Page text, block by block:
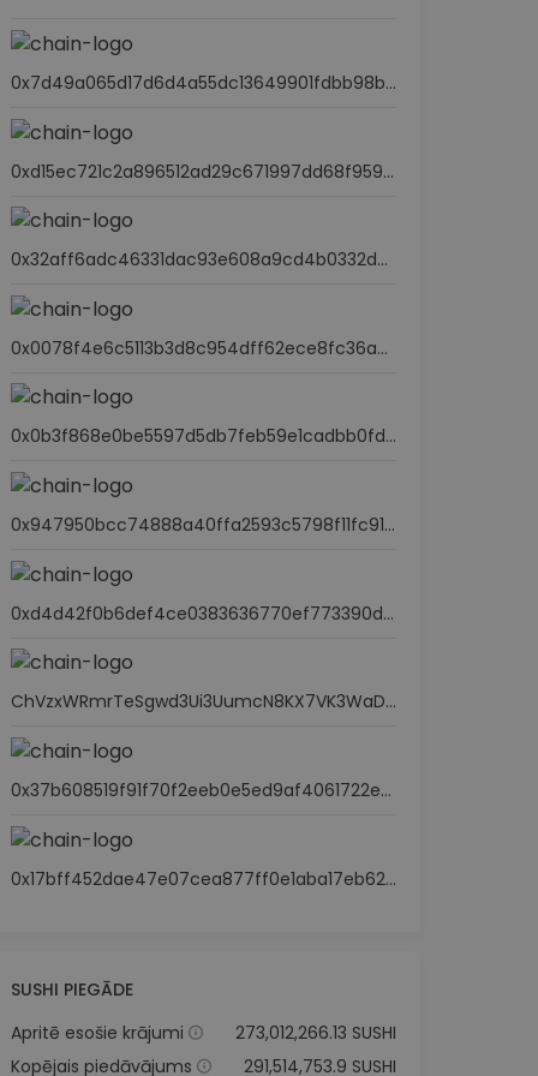
0x7d49a065d17d6d4a55dc13649901fdbb98b2afba
0xd15ec721c2a896512ad29c671997dd68f9593226
0x32aff6adc46331dac93e608a9cd4b0332d93a23a
0x0078f4e6c5113b3d8c954dff62ece8fc36a8411f86f1cbb48a52527e22e73be2
0x0b3f868e0be5597d5db7feb59e1cadbb0fdda50a
0x947950bcc74888a40ffa2593c5798f11fc9124c4
0xd4d42f0b6def4ce0383636770ef773390d85c61a
ChVzxWRmrTeSgwd3Ui3UumcN8KX7VK3WaD4KGeSKpypj
0x37b608519f91f70f2eeb0e5ed9af4061722e4f76
0x17bff452dae47e07cea877ff0e1aba17eb62b0ab
SUSHI PIEGĀDE
Apritē esošie krājumi
273,012,266.13 SUSHI
Kopējais piedāvājums
291,514,753.9 SUSHI